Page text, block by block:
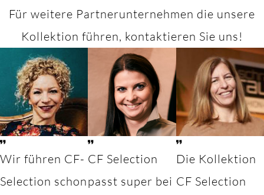
Für weitere Partnerunternehmen die unsere
Kollektion führen, kontaktieren Sie uns!
Wir führen CF-
Selection schon
CF Selection
passt super bei
Die Kollektion
CF Selection